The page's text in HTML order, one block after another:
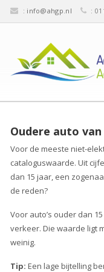
: info@ahgp.nl :
Oudere auto
Voor de meeste niet-
cataloguswaarde. Uit
dan 15 jaar, een
de reden?
Voor auto’s ouder dan
verkeer. Die waarde ligt
weinig.
Tip: Een lage bijtelling